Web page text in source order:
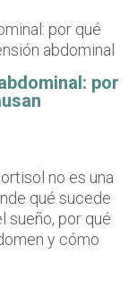
por
no es una
qué sucede
sueño, por qué
y cómo